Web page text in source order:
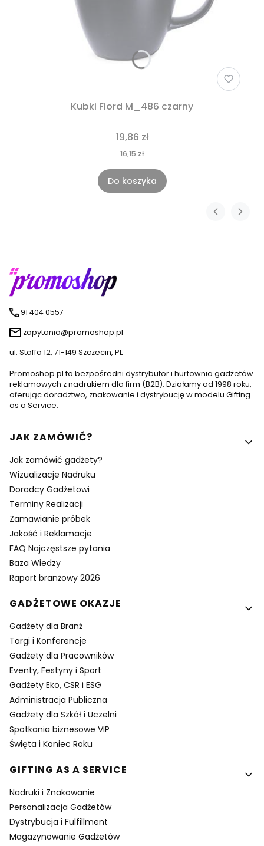
Kubki Fiord M_486 czarny
19,86 zł
16,15 zł
Do koszyka
91 404 0557
zapytania@promoshop.pl
ul. Staffa 12, 71-149 Szczecin, PL
Promoshop.pl to bezpośredni dystrybutor i hurtownia gadżetów
reklamowych z nadrukiem dla firm (B2B). Działamy od 1998 roku,
oferując doradztwo, znakowanie i dystrybucję w modelu Gifting
as a Service.
Linki w stopce
JAK ZAMÓWIĆ?
Jak zamówić gadżety?
Wizualizacje Nadruku
Doradcy Gadżetowi
Terminy Realizacji
Zamawianie próbek
Jakość i Reklamacje
FAQ Najczęstsze pytania
Baza Wiedzy
Raport branżowy 2026
GADŻETOWE OKAZJE
Gadżety dla Branż
Targi i Konferencje
Gadżety dla Pracowników
Eventy, Festyny i Sport
Gadżety Eko, CSR i ESG
Administracja Publiczna
Gadżety dla Szkół i Uczelni
Spotkania biznesowe VIP
Święta i Koniec Roku
GIFTING AS A SERVICE
Nadruki i Znakowanie
Personalizacja Gadżetów
Dystrybucja i Fulfillment
Magazynowanie Gadżetów